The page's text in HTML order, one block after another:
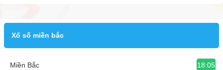
Xổ số miền bắc
Miền Bắc 18:05